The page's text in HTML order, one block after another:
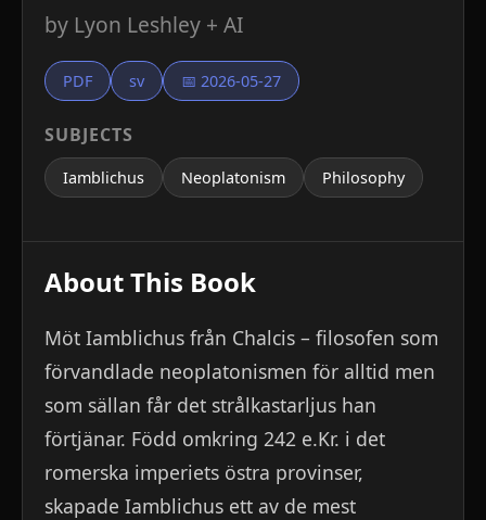
by Lyon Leshley + AI
PDF sv 📅 2026-05-27
SUBJECTS
Iamblichus Neoplatonism Philosophy
About This Book
Möt Iamblichus från Chalcis – filosofen som
förvandlade neoplatonismen för alltid men
som sällan får det strålkastarljus han
förtjänar. Född omkring 242 e.Kr. i det
romerska imperiets östra provinser,
skapade Iamblichus ett av de mest